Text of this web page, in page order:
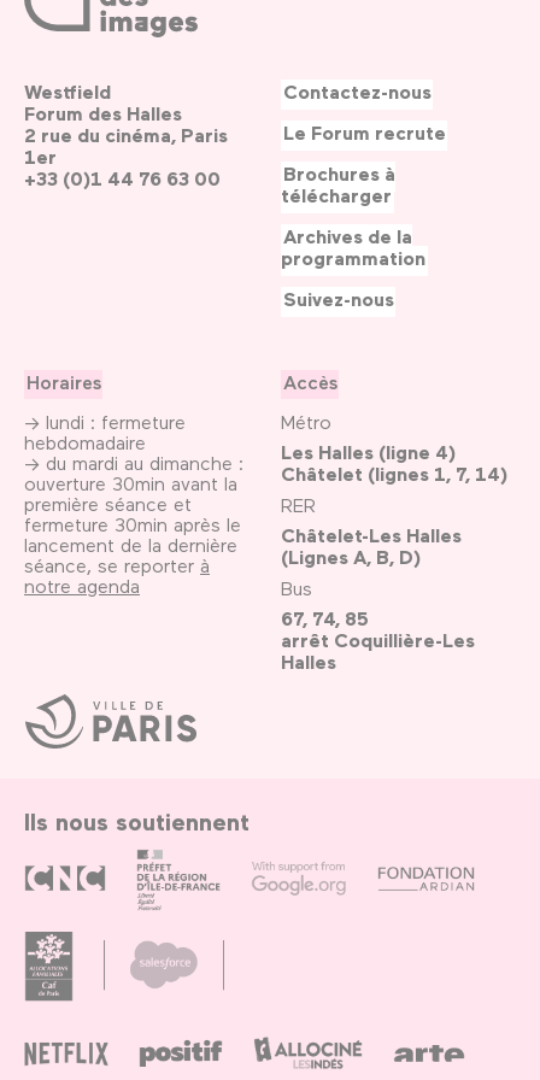
Ville
de
Paris
Westfield
Forum des Halles
2 rue du cinéma, Paris
1er
+33 (0)1 44 76 63 00
Horaires
→ lundi : fermeture
hebdomadaire
→ du mardi au dimanche :
ouverture 30min avant la
première séance et
fermeture 30min après le
lancement de la dernière
séance, se reporter à
notre agenda
Accès
Métro
Les Halles (ligne 4)
Châtelet (lignes 1, 7, 14)
RER
Châtelet-Les Halles
(Lignes A, B, D)
Bus
67, 74, 85
arrêt Coquillière-Les
Halles
Contactez-nous
Le Forum recrute
Brochures à
télécharger
Archives de la
programmation
Suivez-nous
Ils nous soutiennent